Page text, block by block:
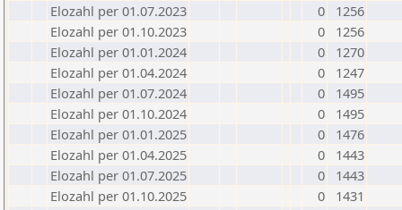
Elozahl per 01.07.2023
0
1256
Elozahl per 01.10.2023
0
1256
Elozahl per 01.01.2024
0
1270
Elozahl per 01.04.2024
0
1247
Elozahl per 01.07.2024
0
1495
Elozahl per 01.10.2024
0
1495
Elozahl per 01.01.2025
0
1476
Elozahl per 01.04.2025
0
1443
Elozahl per 01.07.2025
0
1443
Elozahl per 01.10.2025
0
1431